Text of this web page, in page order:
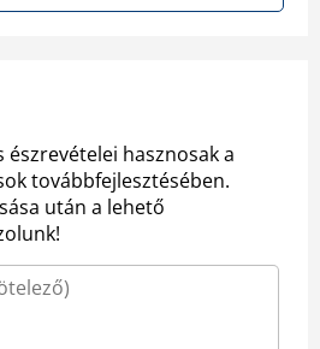
észrevételei hasznosak a
továbbfejlesztésében.
után a lehető